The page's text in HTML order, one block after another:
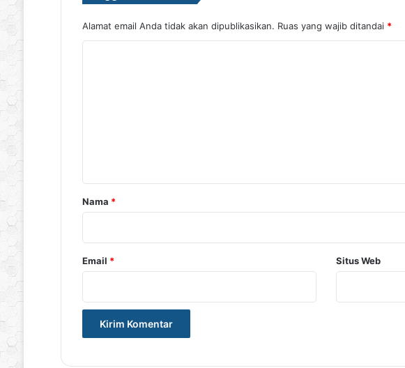
Alamat email Anda tidak akan dipublikasikan. Ruas yang wajib ditandai *
r
*
Nama *
Email * Situs Web